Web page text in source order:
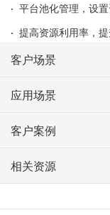
· 平台池化管理，设
· 提高资源利用率，
客户场景
应用场景
客户案例
相关资源